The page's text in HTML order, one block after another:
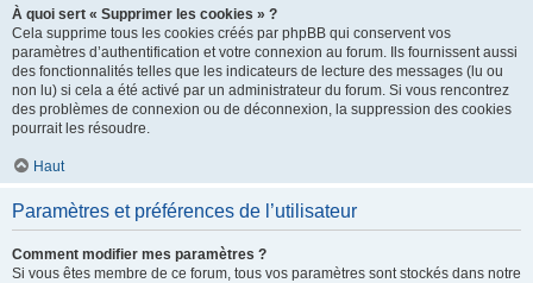
À quoi sert « Supprimer les cookies » ?
Cela supprime tous les cookies créés par phpBB qui conservent vos
paramètres d’authentification et votre connexion au forum. Ils fournissent aussi
des fonctionnalités telles que les indicateurs de lecture des messages (lu ou
non lu) si cela a été activé par un administrateur du forum. Si vous rencontrez
des problèmes de connexion ou de déconnexion, la suppression des cookies
pourrait les résoudre.
Haut
Paramètres et préférences de l’utilisateur
Comment modifier mes paramètres ?
Si vous êtes membre de ce forum, tous vos paramètres sont stockés dans notre